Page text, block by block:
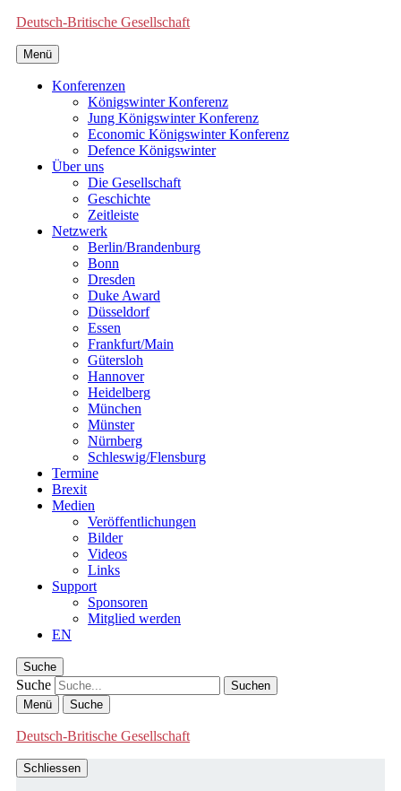
Deutsch-Britische Gesellschaft
Menü
Konferenzen
Königswinter Konferenz
Jung Königswinter Konferenz
Economic Königswinter Konferenz
Defence Königswinter
Über uns
Die Gesellschaft
Geschichte
Zeitleiste
Netzwerk
Berlin/Brandenburg
Bonn
Dresden
Duke Award
Düsseldorf
Essen
Frankfurt/Main
Gütersloh
Hannover
Heidelberg
München
Münster
Nürnberg
Schleswig/Flensburg
Termine
Brexit
Medien
Veröffentlichungen
Bilder
Videos
Links
Support
Sponsoren
Mitglied werden
EN
Suche
Suche
Menü Suche
Deutsch-Britische Gesellschaft
Schliessen